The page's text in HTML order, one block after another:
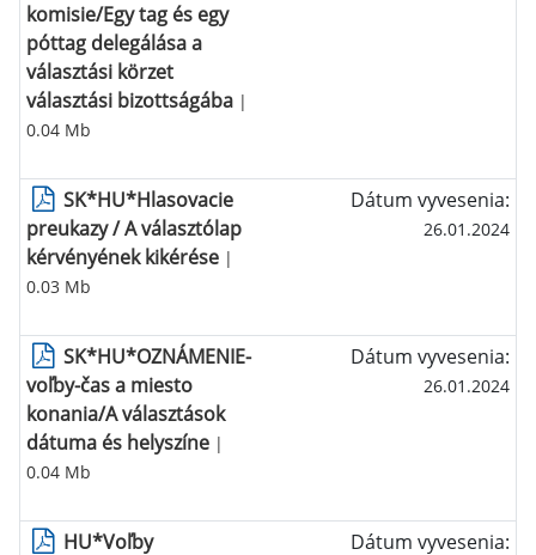
komisie/Egy tag és egy
póttag delegálása a
választási körzet
választási bizottságába |
0.04 Mb
SK*HU*Hlasovacie
preukazy / A választólap
kérvényének kikérése |
0.03 Mb
Dátum vyvesenia:
26.01.2024
SK*HU*OZNÁMENIE-
voľby-čas a miesto
konania/A választások
dátuma és helyszíne |
0.04 Mb
Dátum vyvesenia:
26.01.2024
HU*Voľby
Dátum vyvesenia: